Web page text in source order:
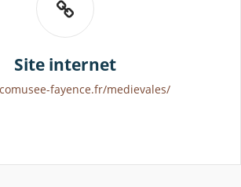
Site internet
fayence.fr/medievales/